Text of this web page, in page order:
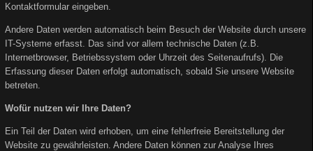
Kontaktformular eingeben.
Andere Daten werden automatisch beim Besuch der Website durch unsere
IT-Systeme erfasst. Das sind vor allem technische Daten (z.B.
Internetbrowser, Betriebssystem oder Uhrzeit des Seitenaufrufs). Die
Erfassung dieser Daten erfolgt automatisch, sobald Sie unsere Website
betreten.
Wofür nutzen wir Ihre Daten?
Ein Teil der Daten wird erhoben, um eine fehlerfreie Bereitstellung der
Website zu gewährleisten. Andere Daten können zur Analyse Ihres